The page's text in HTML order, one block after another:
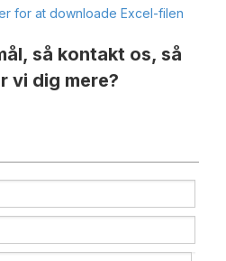
for at downloade Excel-filen
så kontakt os, så
vi dig mere?